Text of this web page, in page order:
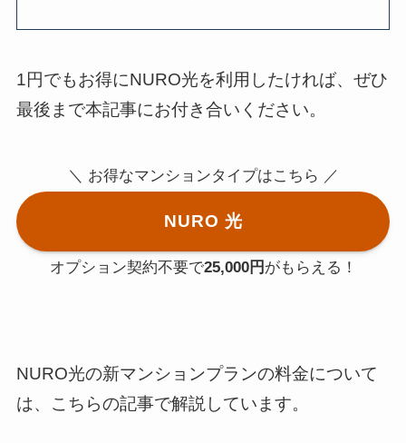
1円でもお得にNURO光を利用したければ、ぜひ
最後まで本記事にお付き合いください。
＼ お得なマンションタイプはこちら ／
NURO 光
オプション契約不要で25,000円 がもらえる！
NURO光の新マンションプランの料金について
は、こちらの記事で解説しています。